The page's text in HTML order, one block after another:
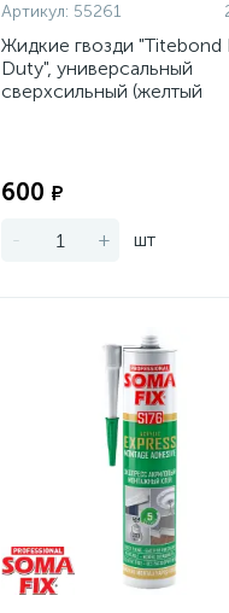
Артикул: 55261
Жидкие гвозди "Titebond
Duty", универсальный
сверхсильный (желтый
600 ₽
- + шт